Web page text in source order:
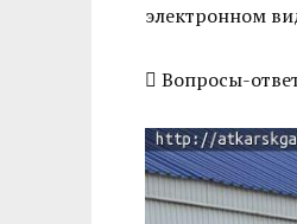
электронном
​ Вопросы-